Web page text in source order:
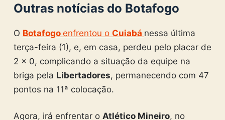
Outras notícias do Botafogo
O Botafogo enfrentou o Cuiabá nessa última
terça-feira (1), e, em casa, perdeu pelo placar de
2 x 0, complicando a situação da equipe na
briga pela Libertadores, permanecendo com 47
pontos na 11ª colocação.
Agora, irá enfrentar o Atlético Mineiro, no